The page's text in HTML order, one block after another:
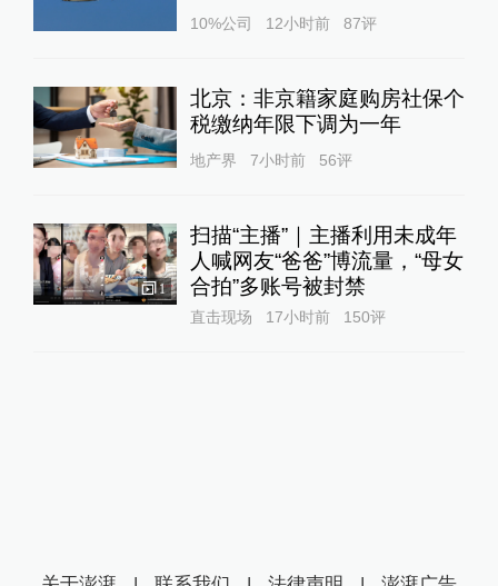
10%公司 12小时前 87评
北京：非京籍家庭购房社保个
税缴纳年限下调为一年
地产界 7小时前 56评
1
扫描“主播”｜主播利用未成年
人喊网友“爸爸”博流量，“母女
合拍”多账号被封禁
直击现场 17小时前 150评